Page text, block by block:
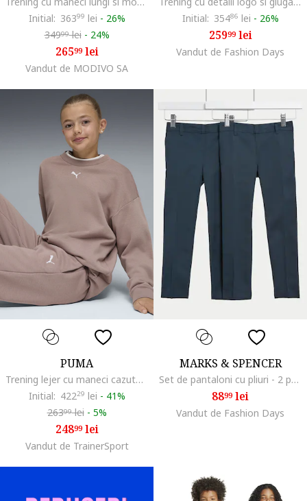
Initial: 36399 lei - 26%
34999lei - 24%
26599lei
Vandut de MODIVO SA
Initial: 35486 lei - 26%
25999lei
Vandut de Fashion Days
PUMA
Trening lejer cu maneci cazute, Roz prafuit
Initial: 42229 lei - 41%
26399lei - 5%
24899lei
Vandut de TrainerSport
MARKS & SPENCER
Set de pantaloni cu pliuri - 2 perechi, Bleumarin
8899lei
Vandut de Fashion Days